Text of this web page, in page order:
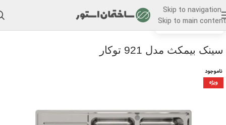
Skip to navigation
Skip to main content
خانه/سینک ظرفشویی
سینک بیمکث مدل 921 توکار
ناموجود
ویژه